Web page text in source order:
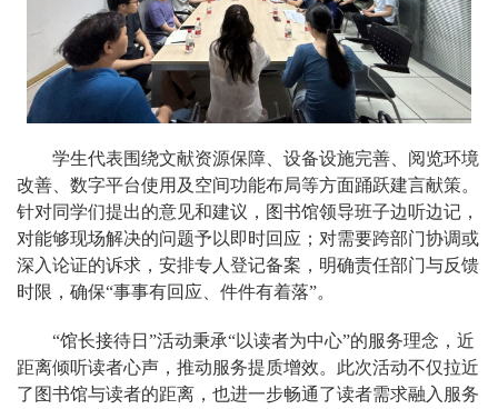
学生代表围绕文献资源保障、设备设施完善、阅览环境
改善、数字平台使用及空间功能布局等方面踊跃建言献策。
针对同学们提出的意见和建议，图书馆领导班子边听边记，
对能够现场解决的问题予以即时回应；对需要跨部门协调或
深入论证的诉求，安排专人登记备案，明确责任部门与反馈
时限，确保“事事有回应、件件有着落”。
“馆长接待日”活动秉承“以读者为中心”的服务理念，近
距离倾听读者心声，推动服务提质增效。此次活动不仅拉近
了图书馆与读者的距离，也进一步畅通了读者需求融入服务